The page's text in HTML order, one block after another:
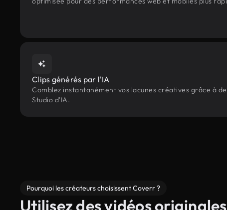
Clips générés par l'IA
Comblez instantanément vos lacunes créatives grâce à
Studio d'IA.
Pourquoi les créateurs choisissent Coverr ?
Utilisez des vidéos